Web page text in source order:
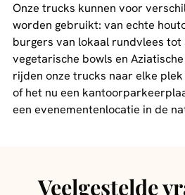
Onze trucks kunnen voor
worden gebruikt: van echte
burgers van lokaal rundvlees tot
vegetarische bowls en
rijden onze trucks naar elke
of het nu een
een evenementenlocatie in de
Veelgestelde